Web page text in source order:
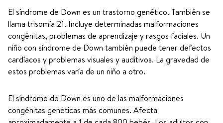
El síndrome de Down es un trastorno genético. También se
llama trisomía 21. Incluye determinadas malformaciones
congénitas, problemas de aprendizaje y rasgos faciales. Un
niño con síndrome de Down también puede tener defectos
cardíacos y problemas visuales y auditivos. La gravedad de
estos problemas varía de un niño a otro.
El síndrome de Down es uno de las malformaciones
congénitas genéticas más comunes. Afecta